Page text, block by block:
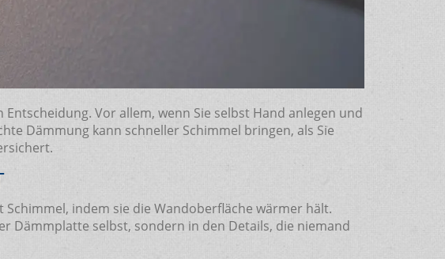
Vor allem, wenn Sie selbst Hand anlegen und
Dämmung kann schneller Schimmel bringen, als Sie
indem sie die Wandoberfläche wärmer hält.
Dämmplatte selbst, sondern in den Details, die niemand